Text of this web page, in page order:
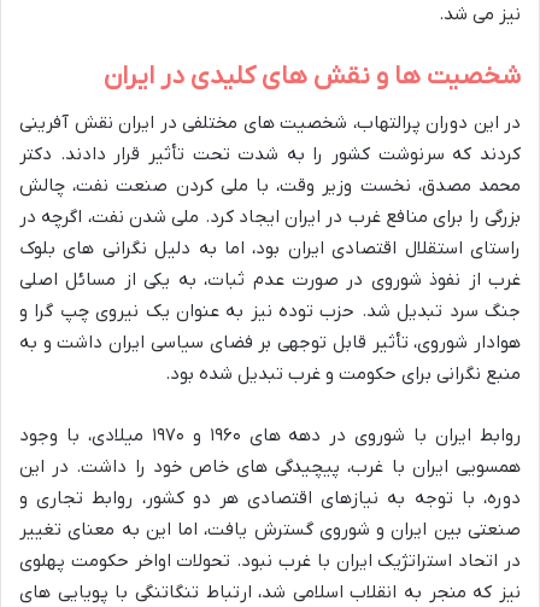
نیز می شد.
شخصیت ها و نقش های کلیدی در ایران
در این دوران پرالتهاب، شخصیت های مختلفی در ایران نقش آفرینی
کردند که سرنوشت کشور را به شدت تحت تأثیر قرار دادند. دکتر
محمد مصدق، نخست وزیر وقت، با ملی کردن صنعت نفت، چالش
بزرگی را برای منافع غرب در ایران ایجاد کرد. ملی شدن نفت، اگرچه در
راستای استقلال اقتصادی ایران بود، اما به دلیل نگرانی های بلوک
غرب از نفوذ شوروی در صورت عدم ثبات، به یکی از مسائل اصلی
جنگ سرد تبدیل شد. حزب توده نیز به عنوان یک نیروی چپ گرا و
هوادار شوروی، تأثیر قابل توجهی بر فضای سیاسی ایران داشت و به
منبع نگرانی برای حکومت و غرب تبدیل شده بود.
روابط ایران با شوروی در دهه های ۱۹۶۰ و ۱۹۷۰ میلادی، با وجود
همسویی ایران با غرب، پیچیدگی های خاص خود را داشت. در این
دوره، با توجه به نیازهای اقتصادی هر دو کشور، روابط تجاری و
صنعتی بین ایران و شوروی گسترش یافت، اما این به معنای تغییر
در اتحاد استراتژیک ایران با غرب نبود. تحولات اواخر حکومت پهلوی
نیز که منجر به انقلاب اسلامی شد، ارتباط تنگاتنگی با پویایی های